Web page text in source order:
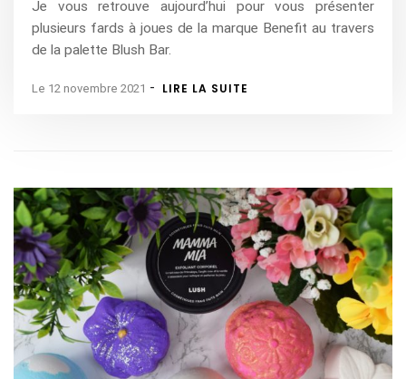
Je vous retrouve aujourd’hui pour vous présenter
plusieurs fards à joues de la marque Benefit au travers
de la palette Blush Bar.
Le 12 novembre 2021 - LIRE LA SUITE